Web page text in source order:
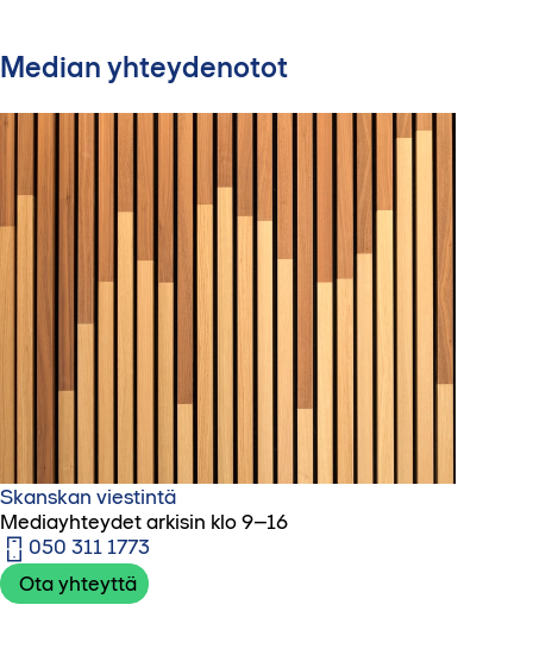
Median yhteydenotot
Skanskan viestintä
Mediayhteydet arkisin klo 9–16
050 311 1773‬
Ota yhteyttä